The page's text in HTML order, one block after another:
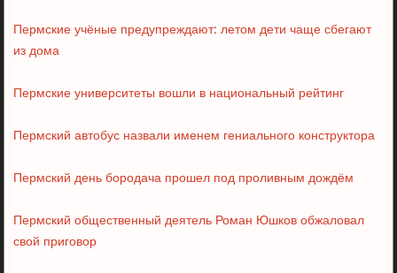
Пермские учёные предупреждают: летом дети чаще сбегают
из дома
Пермские университеты вошли в национальный рейтинг
Пермский автобус назвали именем гениального конструктора
Пермский день бородача прошел под проливным дождём
Пермский общественный деятель Роман Юшков обжаловал
свой приговор